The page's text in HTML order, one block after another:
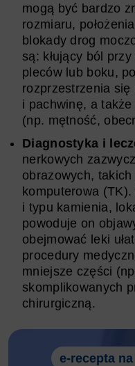
mogą być bardzo
rozmiaru,
blokady drog
są: kłujący ból
pleców lub boku,
rozprzestrzenia
i pachwinę, a
(np. mętność,
Diagnostyka i
nerkowych
obrazowych,
komputerowa
i typu kamienia,
powoduje on
obejmować leki
procedury
mniejsze części
skomplikowanych
chirurgiczną.
e-recepta